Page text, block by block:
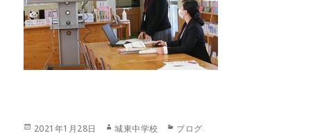
投
2021年1月28日
作
城東中学校
カ
ブログ